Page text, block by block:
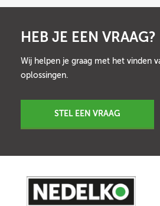
HEB JE EEN VRAAG?
Wij helpen je graag met het vinden
oplossingen.
STEL EEN VRAAG